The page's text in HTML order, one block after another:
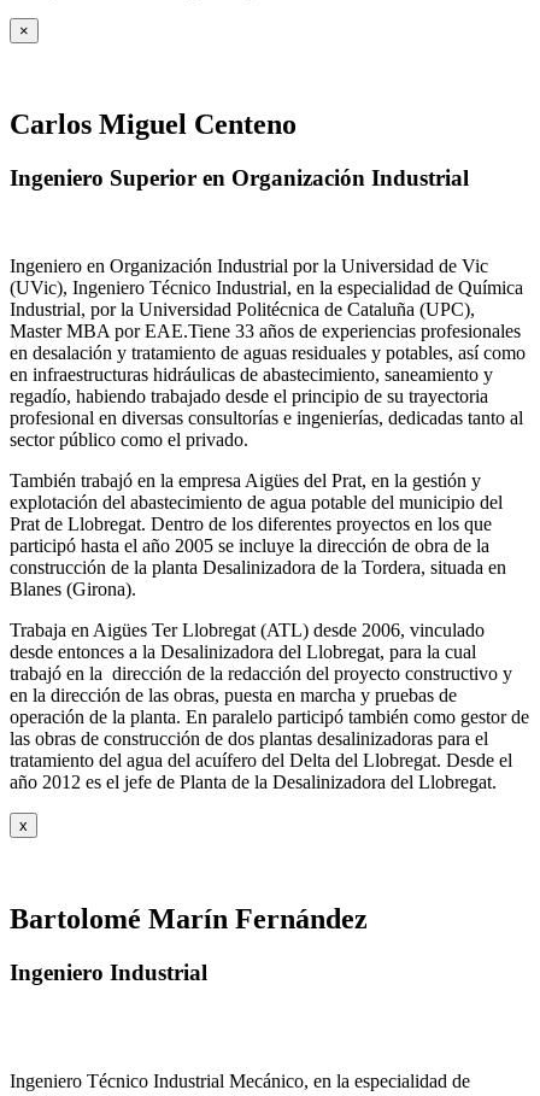
×
Carlos Miguel Centeno
Ingeniero Superior en Organización Industrial
Ingeniero en Organización Industrial por la Universidad de Vic
(UVic), Ingeniero Técnico Industrial, en la especialidad de Química
Industrial, por la Universidad Politécnica de Cataluña (UPC),
Master MBA por EAE.Tiene 33 años de experiencias profesionales
en desalación y tratamiento de aguas residuales y potables, así como
en infraestructuras hidráulicas de abastecimiento, saneamiento y
regadío, habiendo trabajado desde el principio de su trayectoria
profesional en diversas consultorías e ingenierías, dedicadas tanto al
sector público como el privado.
También trabajó en la empresa Aigües del Prat, en la gestión y
explotación del abastecimiento de agua potable del municipio del
Prat de Llobregat. Dentro de los diferentes proyectos en los que
participó hasta el año 2005 se incluye la dirección de obra de la
construcción de la planta Desalinizadora de la Tordera, situada en
Blanes (Girona).
Trabaja en Aigües Ter Llobregat (ATL) desde 2006, vinculado
desde entonces a la Desalinizadora del Llobregat, para la cual
trabajó en la dirección de la redacción del proyecto constructivo y
en la dirección de las obras, puesta en marcha y pruebas de
operación de la planta. En paralelo participó también como gestor de
las obras de construcción de dos plantas desalinizadoras para el
tratamiento del agua del acuífero del Delta del Llobregat. Desde el
año 2012 es el jefe de Planta de la Desalinizadora del Llobregat.
x
Bartolomé Marín Fernández
Ingeniero Industrial
Ingeniero Técnico Industrial Mecánico, en la especialidad de